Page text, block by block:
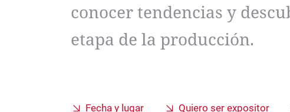
conocer tendencias y
etapa de la producción.
Fecha y lugar Quiero ser expositor